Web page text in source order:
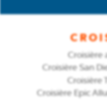
Croisière
Croisière San
Croisière
Croisière Epic